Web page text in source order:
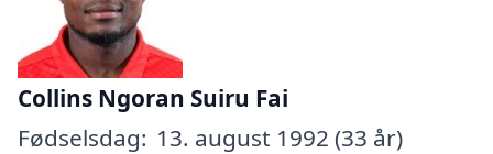
Collins Ngoran Suiru Fai
Fødselsdag: 13. august 1992 (33 år)